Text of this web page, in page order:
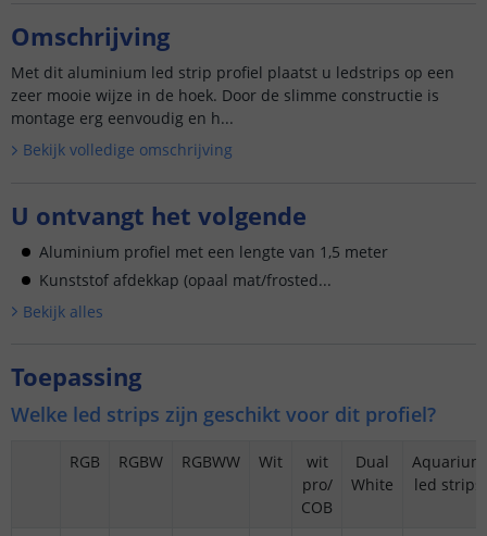
Omschrijving
Met dit aluminium led strip profiel plaatst u ledstrips op een
zeer mooie wijze in de hoek. Door de slimme constructie is
montage erg eenvoudig en h...
Bekijk volledige omschrijving
U ontvangt het volgende
Aluminium profiel met een lengte van 1,5 meter
Kunststof afdekkap (opaal mat/frosted...
Bekijk alles
Toepassing
Welke led strips zijn geschikt voor dit profiel?
RGB RGBW RGBWW Wit
wit
pro/
COB
Dual
White
Aquarium
led strips